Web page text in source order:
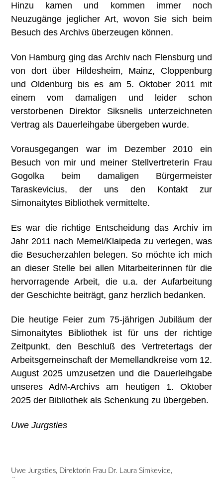
Hinzu kamen und kommen immer noch
Neuzugänge jeglicher Art, wovon Sie sich beim
Besuch des Archivs überzeugen können.
Von Hamburg ging das Archiv nach Flensburg und
von dort über Hildesheim, Mainz, Cloppenburg
und Oldenburg bis es am 5. Oktober 2011 mit
einem vom damaligen und leider schon
verstorbenen Direktor Siksnelis unterzeichneten
Vertrag als Dauerleihgabe übergeben wurde.
Vorausgegangen war im Dezember 2010 ein
Besuch von mir und meiner Stellvertreterin Frau
Gogolka beim damaligen Bürgermeister
Taraskevicius, der uns den Kontakt zur
Simonaitytes Bibliothek vermittelte.
Es war die richtige Entscheidung das Archiv im
Jahr 2011 nach Memel/Klaipeda zu verlegen, was
die Besucherzahlen belegen. So möchte ich mich
an dieser Stelle bei allen Mitarbeiterinnen für die
hervorragende Arbeit, die u.a. der Aufarbeitung
der Geschichte beiträgt, ganz herzlich bedanken.
Die heutige Feier zum 75-jährigen Jubiläum der
Simonaitytes Bibliothek ist für uns der richtige
Zeitpunkt, den Beschluß des Vertretertags der
Arbeitsgemeinschaft der Memellandkreise vom 12.
August 2025 umzusetzen und die Dauerleihgabe
unseres AdM-Archivs am heutigen 1. Oktober
2025 der Bibliothek als Schenkung zu übergeben.
Uwe Jurgsties
Uwe Jurgsties, Direktorin Frau Dr. Laura Simkevice,